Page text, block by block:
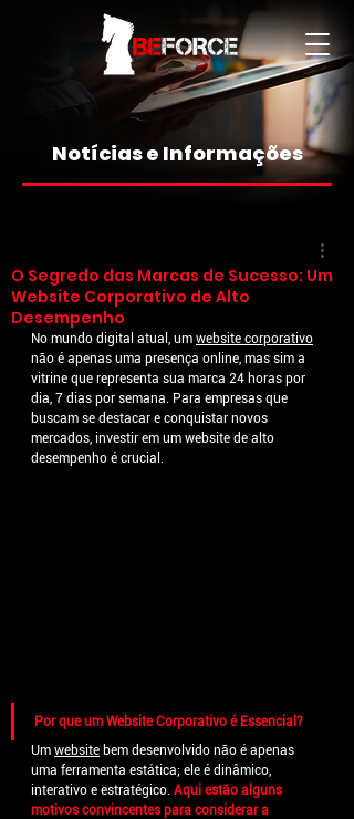
Notícias e Informações
O Segredo das Marcas de Sucesso: Um
Website Corporativo de Alto
Desempenho
No mundo digital atual, um website corporativo
não é apenas uma presença online, mas sim a
vitrine que representa sua marca 24 horas por
dia, 7 dias por semana. Para empresas que
buscam se destacar e conquistar novos
mercados, investir em um website de alto
desempenho é crucial.
Por que um Website Corporativo é Essencial?
Um website bem desenvolvido não é apenas
uma ferramenta estática; ele é dinâmico,
interativo e estratégico. Aqui estão alguns
motivos convincentes para considerar a